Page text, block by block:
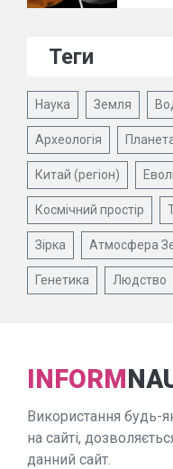
Теги
Наука Земля
Археологія
Китай (регіон)
Космічний простір
Зірка Атмосфера
Генетика Людство
INFORM
Використання будь-
на сайті,
данний сайт.